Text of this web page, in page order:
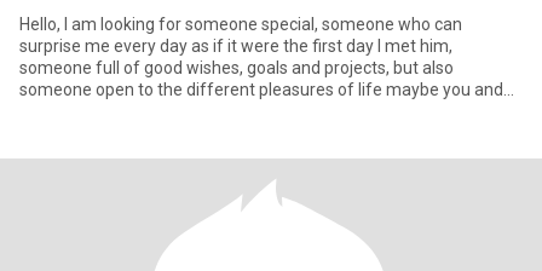
Hello, I am looking for someone special, someone who can
surprise me every day as if it were the first day I met him,
someone full of good wishes, goals and projects, but also
someone open to the different pleasures of life maybe you and